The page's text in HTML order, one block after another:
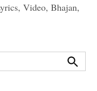
Video, Bhajan,
Search